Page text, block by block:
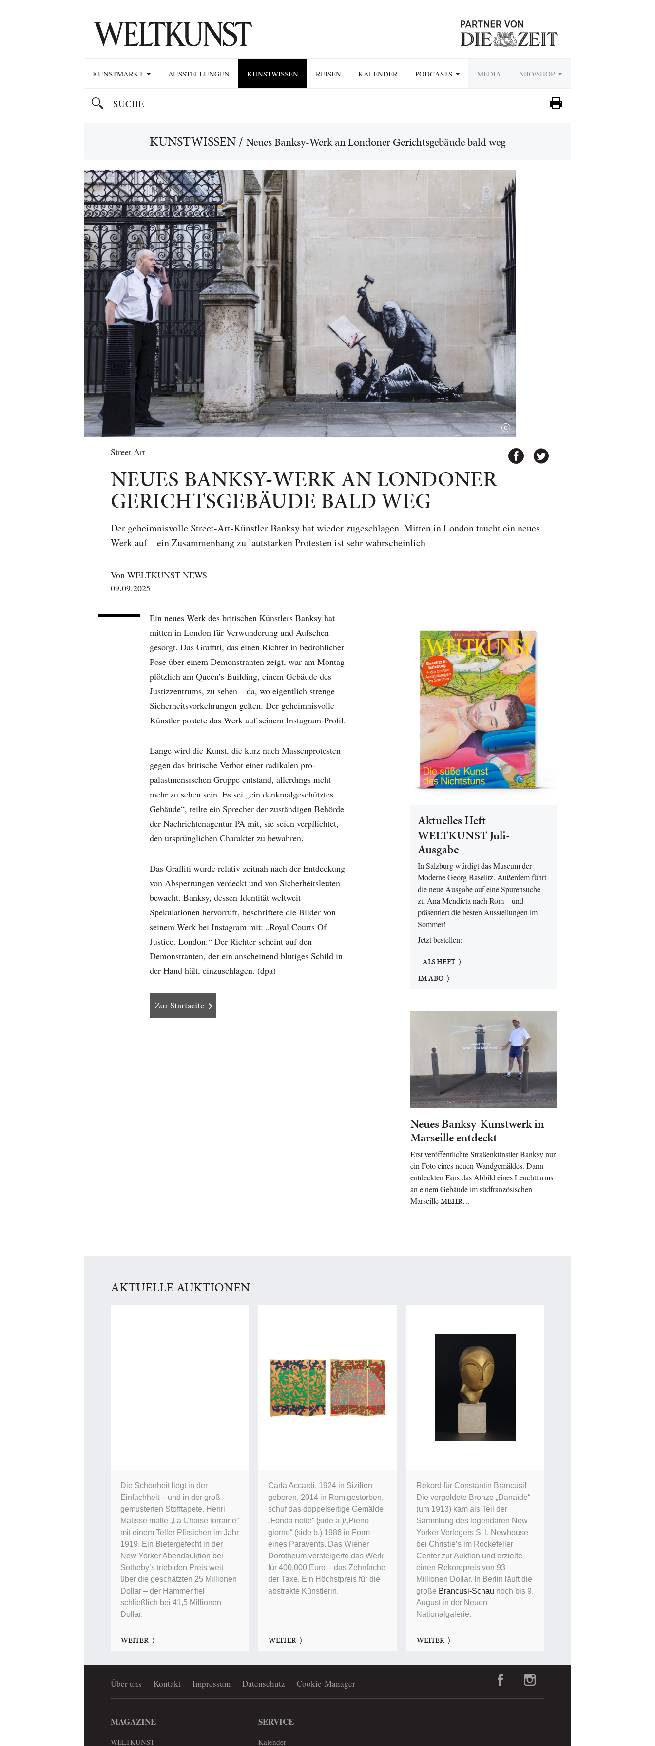
KUNSTMARKT AUSSTELLUNGEN KUNSTWISSEN REISEN KALENDER PODCASTS MEDIA ABO/SHOP
KUNSTWISSEN/ Neues Banksy-Werk an Londoner Gerichtsgebäude bald weg
Street Art
NEUES BANKSY-WERK AN LONDONER
GERICHTSGEBÄUDE BALD WEG
Der geheimnisvolle Street-Art-Künstler Banksy hat wieder zugeschlagen. Mitten in London taucht ein neues
Werk auf – ein Zusammenhang zu lautstarken Protesten ist sehr wahrscheinlich
Von WELTKUNST NEWS
09.09.2025
Ein neues Werk des britischen Künstlers Banksy hat
mitten in London für Verwunderung und Aufsehen
gesorgt. Das Graffiti, das einen Richter in bedrohlicher
Pose über einem Demonstranten zeigt, war am Montag
plötzlich am Queen’s Building, einem Gebäude des
Justizzentrums, zu sehen – da, wo eigentlich strenge
Sicherheitsvorkehrungen gelten. Der geheimnisvolle
Künstler postete das Werk auf seinem Instagram-Profil.
Lange wird die Kunst, die kurz nach Massenprotesten
gegen das britische Verbot einer radikalen pro-
palästinensischen Gruppe entstand, allerdings nicht
mehr zu sehen sein. Es sei „ein denkmalgeschütztes
Gebäude“, teilte ein Sprecher der zuständigen Behörde
der Nachrichtenagentur PA mit, sie seien verpflichtet,
den ursprünglichen Charakter zu bewahren.
Das Graffiti wurde relativ zeitnah nach der Entdeckung
von Absperrungen verdeckt und von Sicherheitsleuten
bewacht. Banksy, dessen Identität weltweit
Spekulationen hervorruft, beschriftete die Bilder von
seinem Werk bei Instagram mit: „Royal Courts Of
Justice. London.“ Der Richter scheint auf den
Demonstranten, der ein anscheinend blutiges Schild in
der Hand hält, einzuschlagen. (dpa)
Zur Startseite
Aktuelles Heft
WELTKUNST Juli-
Ausgabe
In Salzburg würdigt das Museum der
Moderne Georg Baselitz. Außerdem führt
die neue Ausgabe auf eine Spurensuche
zu Ana Mendieta nach Rom – und
präsentiert die besten Ausstellungen im
Sommer!
Jetzt bestellen:
ALS HEFT
IM ABO
Neues Banksy-Kunstwerk in
Marseille entdeckt
Erst veröffentlichte Straßenkünstler Banksy nur
ein Foto eines neuen Wandgemäldes. Dann
entdeckten Fans das Abbild eines Leuchtturms
an einem Gebäude im südfranzösischen
MarseilleMEHR…
AKTUELLE AUKTIONEN
Die Schönheit liegt in der
Einfachheit – und in der groß
gemusterten Stofftapete. Henri
Matisse malte „La Chaise lorraine“
mit einem Teller Pfirsichen im Jahr
1919. Ein Bietergefecht in der
New Yorker Abendauktion bei
Sotheby’s trieb den Preis weit
über die geschätzten 25 Millionen
Dollar – der Hammer fiel
schließlich bei 41,5 Millionen
Dollar.
WEITER
Carla Accardi, 1924 in Sizilien
geboren, 2014 in Rom gestorben,
schuf das doppelseitige Gemälde
„Fonda notte“ (side a.)/„Pieno
giorno“ (side b.) 1986 in Form
eines Paravents. Das Wiener
Dorotheum versteigerte das Werk
für 400.000 Euro – das Zehnfache
der Taxe. Ein Höchstpreis für die
abstrakte Künstlerin.
WEITER
Rekord für Constantin Brancusi!
Die vergoldete Bronze „Danaïde“
(um 1913) kam als Teil der
Sammlung des legendären New
Yorker Verlegers S. I. Newhouse
bei Christie’s im Rockefeller
Center zur Auktion und erzielte
einen Rekordpreis von 93
Millionen Dollar. In Berlin läuft die
große Brancusi-Schau noch bis 9.
August in der Neuen
Nationalgalerie.
WEITER
Über uns Kontakt Impressum Datenschutz Cookie-Manager
MAGAZINE
WELTKUNST
SERVICE
Kalender